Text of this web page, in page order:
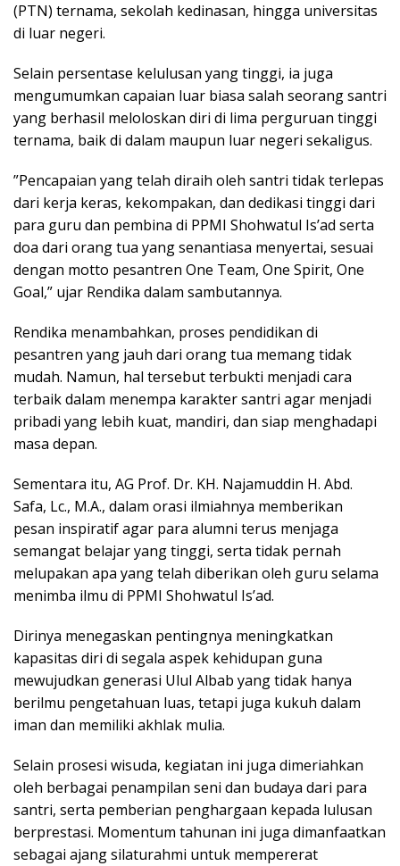
(PTN) ternama, sekolah kedinasan, hingga universitas
di luar negeri.
Selain persentase kelulusan yang tinggi, ia juga
mengumumkan capaian luar biasa salah seorang santri
yang berhasil meloloskan diri di lima perguruan tinggi
ternama, baik di dalam maupun luar negeri sekaligus.
​”Pencapaian yang telah diraih oleh santri tidak terlepas
dari kerja keras, kekompakan, dan dedikasi tinggi dari
para guru dan pembina di PPMI Shohwatul Is’ad serta
doa dari orang tua yang senantiasa menyertai, sesuai
dengan motto pesantren One Team, One Spirit, One
Goal,” ujar Rendika dalam sambutannya.
​Rendika menambahkan, proses pendidikan di
pesantren yang jauh dari orang tua memang tidak
mudah. Namun, hal tersebut terbukti menjadi cara
terbaik dalam menempa karakter santri agar menjadi
pribadi yang lebih kuat, mandiri, dan siap menghadapi
masa depan.
​Sementara itu, AG Prof. Dr. KH. Najamuddin H. Abd.
Safa, Lc., M.A., dalam orasi ilmiahnya memberikan
pesan inspiratif agar para alumni terus menjaga
semangat belajar yang tinggi, serta tidak pernah
melupakan apa yang telah diberikan oleh guru selama
menimba ilmu di PPMI Shohwatul Is’ad.
Dirinya menegaskan pentingnya meningkatkan
kapasitas diri di segala aspek kehidupan guna
mewujudkan generasi Ulul Albab yang tidak hanya
berilmu pengetahuan luas, tetapi juga kukuh dalam
iman dan memiliki akhlak mulia.
​Selain prosesi wisuda, kegiatan ini juga dimeriahkan
oleh berbagai penampilan seni dan budaya dari para
santri, serta pemberian penghargaan kepada lulusan
berprestasi. Momentum tahunan ini juga dimanfaatkan
sebagai ajang silaturahmi untuk mempererat